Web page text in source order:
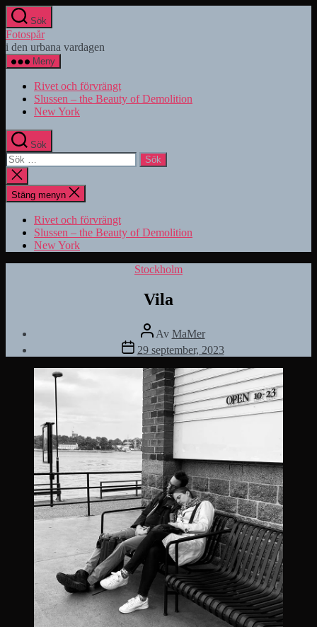
Hoppa
till
innehåll
Sök
Fotospår
i den urbana vardagen
Meny
Rivet och förvrängt
Slussen – the Beauty of Demolition
New York
Sök
Sök
efter:
Stäng
sökningen
Stäng menyn
Rivet och förvrängt
Slussen – the Beauty of Demolition
New York
Kategorier
Stockholm
Vila
Inläggsförfattare
Av MaMer
Inläggsdatum
29 september, 2023